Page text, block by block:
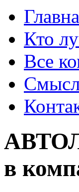
Кто
Все
в